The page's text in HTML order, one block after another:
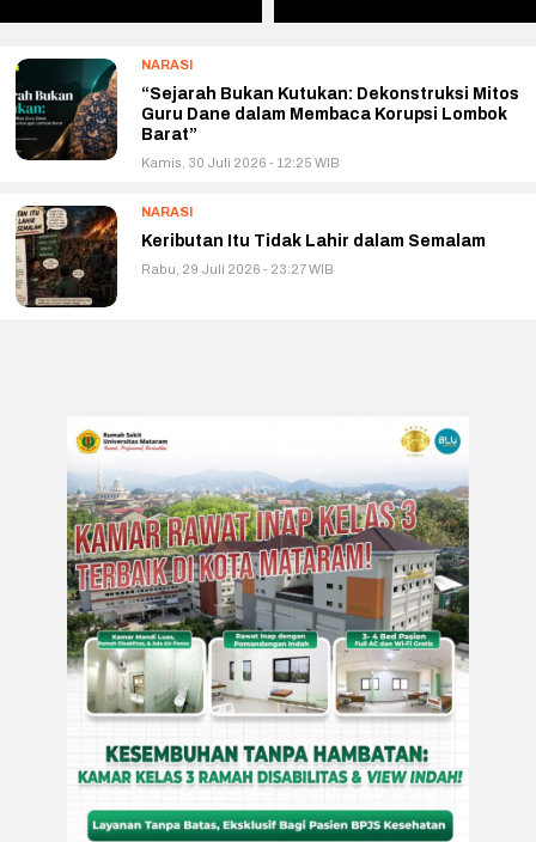
NARASI
“Sejarah Bukan Kutukan: Dekonstruksi Mitos
Guru Dane dalam Membaca Korupsi Lombok
Barat”
Kamis, 30 Juli 2026 - 12:25 WIB
NARASI
Keributan Itu Tidak Lahir dalam Semalam
Rabu, 29 Juli 2026 - 23:27 WIB